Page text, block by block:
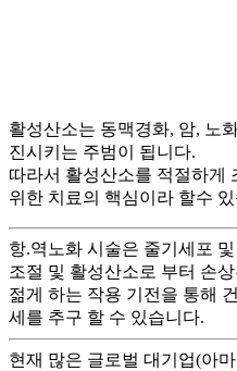
활성산소는 동맥경화, 암, 노
진시키는 주범이 됩니다.
따라서 활성산소를 적절하게
위한 치료의 핵심이라 할수
항.역노화 시술은 줄기세포
조절 및 활성산소로 부터 손
젊게 하는 작용 기전을 통해
세를 추구 할 수 있습니다.
현재 많은 글로벌 대기업(아